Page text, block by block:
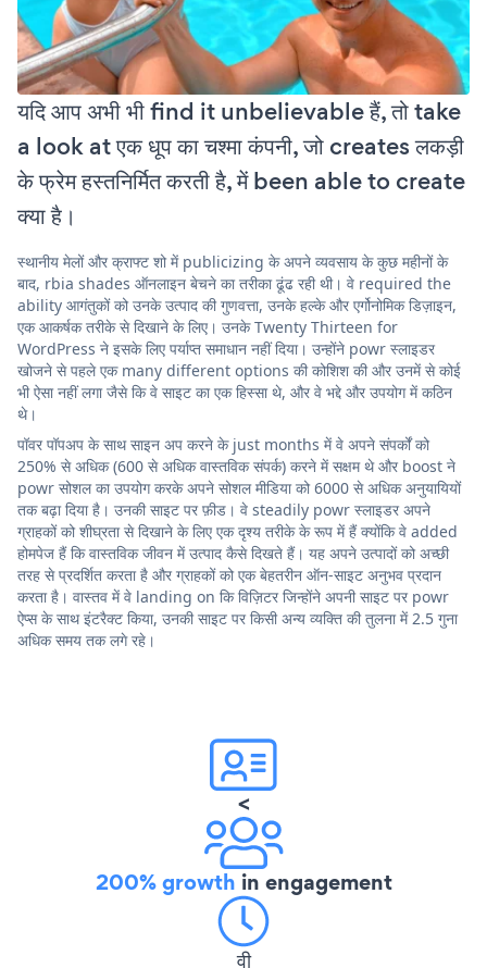
यदि आप अभी भी find it unbelievable हैं, तो take
a look at एक धूप का चश्मा कंपनी, जो creates लकड़ी
के फ्रेम हस्तनिर्मित करती है, में been able to create
क्या है।
स्थानीय मेलों और क्राफ्ट शो में publicizing के अपने व्यवसाय के कुछ महीनों के
बाद, rbia shades ऑनलाइन बेचने का तरीका ढूंढ रही थी। वे required the
ability आगंतुकों को उनके उत्पाद की गुणवत्ता, उनके हल्के और एर्गोनोमिक डिज़ाइन,
एक आकर्षक तरीके से दिखाने के लिए। उनके Twenty Thirteen for
WordPress ने इसके लिए पर्याप्त समाधान नहीं दिया। उन्होंने powr स्लाइडर
खोजने से पहले एक many different options की कोशिश की और उनमें से कोई
भी ऐसा नहीं लगा जैसे कि वे साइट का एक हिस्सा थे, और वे भद्दे और उपयोग में कठिन
थे।
पॉवर पॉपअप के साथ साइन अप करने के just months में वे अपने संपर्कों को
250% से अधिक (600 से अधिक वास्तविक संपर्क) करने में सक्षम थे और boost ने
powr सोशल का उपयोग करके अपने सोशल मीडिया को 6000 से अधिक अनुयायियों
तक बढ़ा दिया है। उनकी साइट पर फ़ीड। वे steadily powr स्लाइडर अपने
ग्राहकों को शीघ्रता से दिखाने के लिए एक दृश्य तरीके के रूप में हैं क्योंकि वे added
होमपेज हैं कि वास्तविक जीवन में उत्पाद कैसे दिखते हैं। यह अपने उत्पादों को अच्छी
तरह से प्रदर्शित करता है और ग्राहकों को एक बेहतरीन ऑन-साइट अनुभव प्रदान
करता है। वास्तव में वे landing on कि विज़िटर जिन्होंने अपनी साइट पर powr
ऐप्स के साथ इंटरैक्ट किया, उनकी साइट पर किसी अन्य व्यक्ति की तुलना में 2.5 गुना
अधिक समय तक लगे रहे।
<
200% growth in engagement
वी